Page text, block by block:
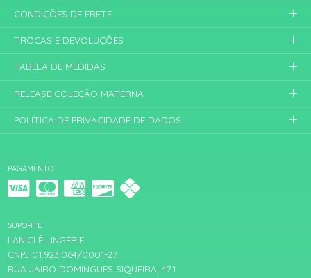
PAGAMENTO
SUPORTE
LANICLÊ LINGERIE
CNPJ 01.923.064/0001-27
RUA JAIRO DOMINGUES SIQUEIRA, 471
CONDIÇÕES DE FRETE
TROCAS E DEVOLUÇÕES
TABELA DE MEDIDAS
RELEASE COLEÇÃO MATERNA
POLÍTICA DE PRIVACIDADE DE DADOS